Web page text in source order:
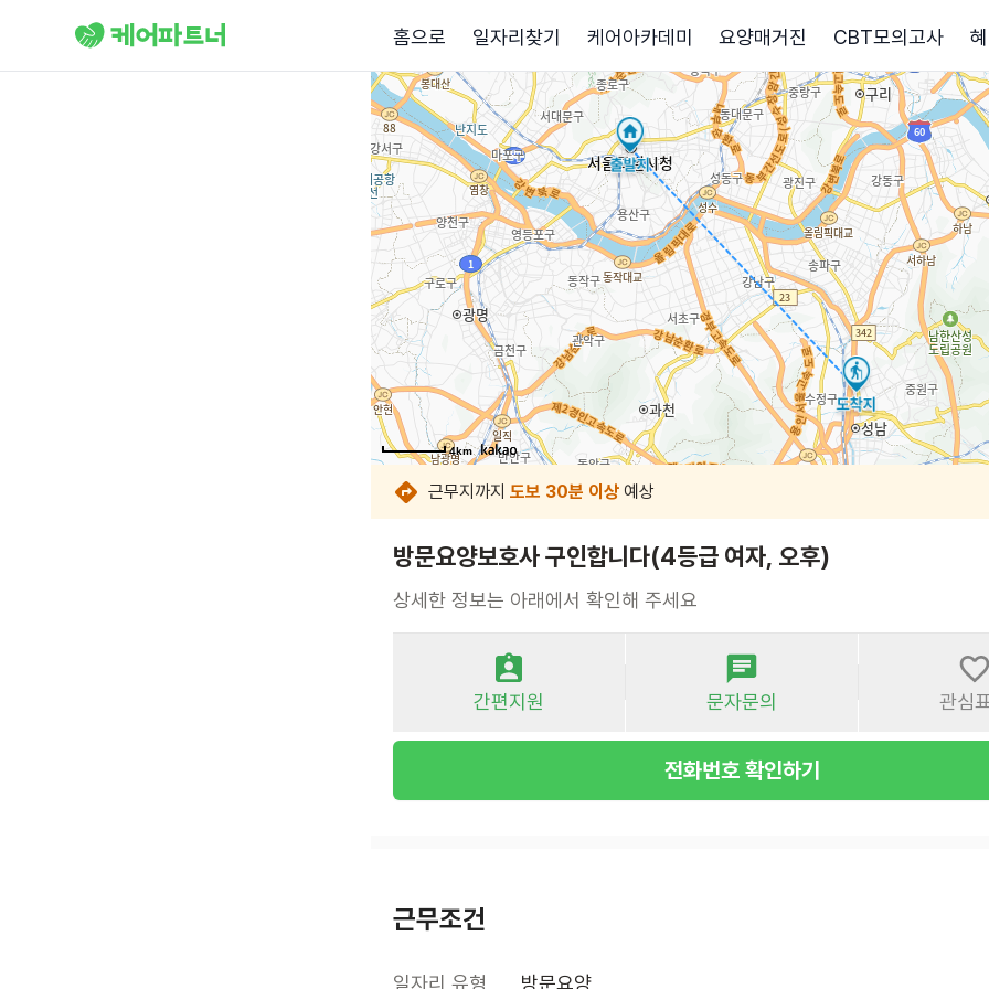
홈으로 일자리찾기 케어아카데미 요양매거진 CBT모의고사
4km
4km
4km
4km
4km
4km
4km
근무지까지 도보 30분 이상 예상
방문요양보호사 구인합니다(4등급 여자, 오후)
상세한 정보는 아래에서 확인해 주세요
간편지원 문자문의 관심
전화번호 확인하기
근무조건
일자리 유형 방문요양